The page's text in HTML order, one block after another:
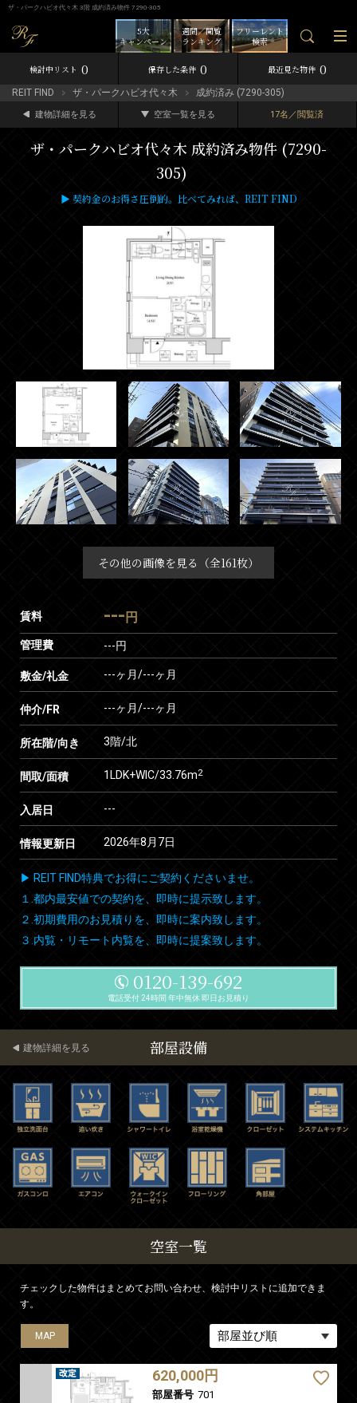
ザ・パークハビオ代々木 3階 成約済み物件 7290-305
フリーレント
検索
週間／閲覧
ランキング
5大
キャンペーン
検討中リスト 0 保存した条件 0 最近見た物件 0
REIT FIND ザ・パークハビオ代々木 成約済み (7290-305)
建物詳細を見る 空室一覧を見る 17名／閲覧済
ザ・パークハビオ代々木 成約済み物件 (7290-
305)
▶ 契約金のお得さ圧倒的。比べてみれば、REIT FIND
その他の画像を見る（全161枚）
賃料 --- 円
管理費 ---円
敷金/礼金 ---ヶ月/---ヶ月
仲介/FR ---ヶ月/---ヶ月
所在階/向き 3階/北
間取/面積 1LDK+WIC/33.76m2
入居日 ---
情報更新日 2026年8月7日
▶ REIT FIND特典でお得にご契約くださいませ。
１.都内最安値での契約を、即時に提示致します。
２.初期費用のお見積りを、即時に案内致します。
３.内覧・リモート内覧を、即時に提案致します。
0120-139-692
電話受付 24時間 年中無休 即日お見積り
部屋設備
建物詳細を見る
空室一覧
チェックした物件はまとめてお問い合わせ、検討中リストに追加できま
す。
MAP
620,000円
部屋番号 701
MAP
MAP